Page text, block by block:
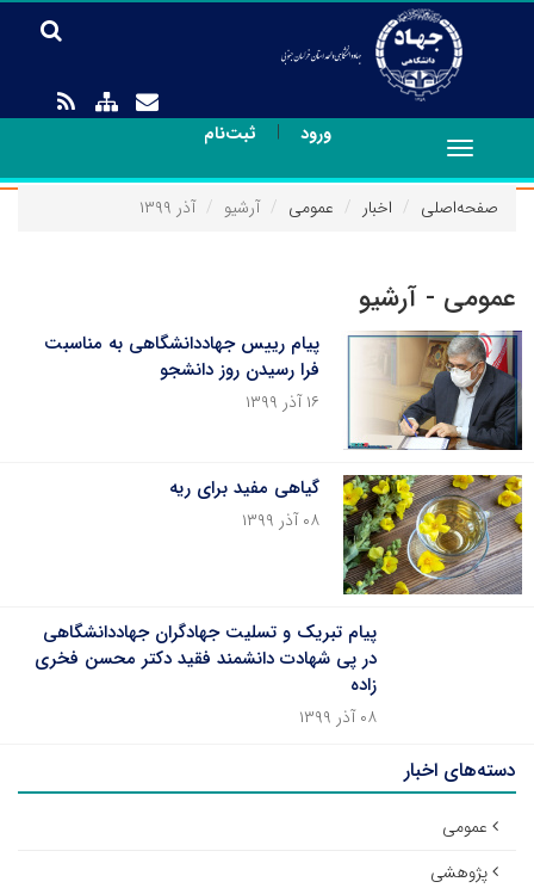
ورود | ثبت‌نام
Toggle
navigation
صفحه‌اصلی
اخبار عمومی آرشیو آذر ۱۳۹۹
عمومی - آرشیو
پیام رییس جهاددانشگاهی به مناسبت
فرا رسیدن روز دانشجو
۱۶ آذر ۱۳۹۹
گیاهی مفید برای ریه
۰۸ آذر ۱۳۹۹
پیام تبریک و تسلیت جهادگران جهاددانشگاهی
در پی شهادت دانشمند فقید دکتر محسن فخری
زاده
۰۸ آذر ۱۳۹۹
دسته‌های اخبار
عمومی
پژوهشی